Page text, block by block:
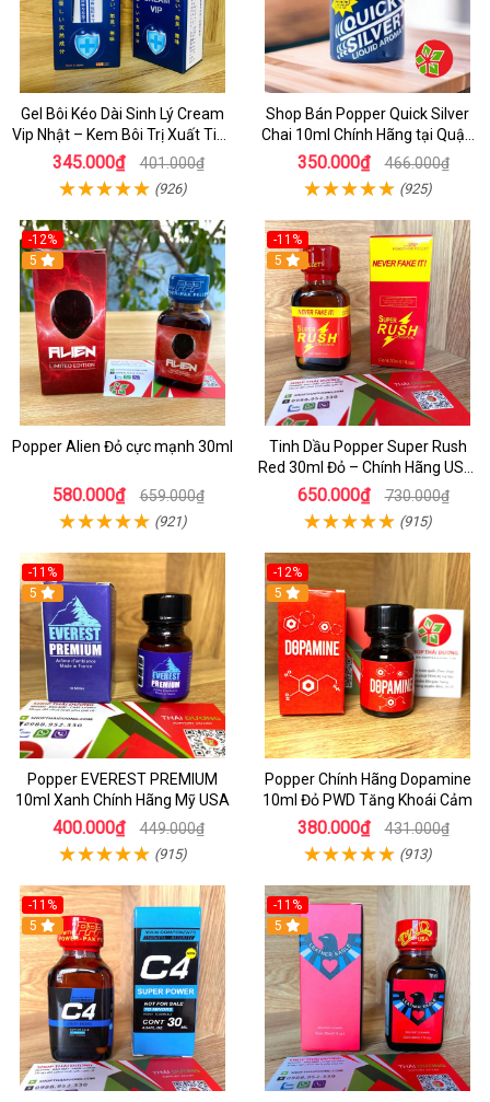
Gel Bôi Kéo Dài Sinh Lý Cream
Vip Nhật – Kem Bôi Trị Xuất Tinh
Sớm Chính Hãng Cho Nam
345.000₫ 401.000₫
(926)
Shop Bán Popper Quick Silver
Chai 10ml Chính Hãng tại Quận
1 - Kích thích tăng ham muốn
cực mạnh
350.000₫ 466.000₫
(925)
-12%
5
Popper Alien Đỏ cực mạnh 30ml
580.000₫ 659.000₫
(921)
-11%
5
Tinh Dầu Popper Super Rush
Red 30ml Đỏ – Chính Hãng USA,
Kích Thích Mạnh, Tăng Hưng
Phấn
650.000₫ 730.000₫
(915)
-11%
5
Popper EVEREST PREMIUM
10ml Xanh Chính Hãng Mỹ USA
400.000₫ 449.000₫
(915)
-12%
5
Popper Chính Hãng Dopamine
10ml Đỏ PWD Tăng Khoái Cảm
380.000₫ 431.000₫
(913)
-11%
5
-11%
5